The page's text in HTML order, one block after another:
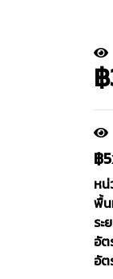
฿
หน่
พื้น
ระ
อัต
อัต